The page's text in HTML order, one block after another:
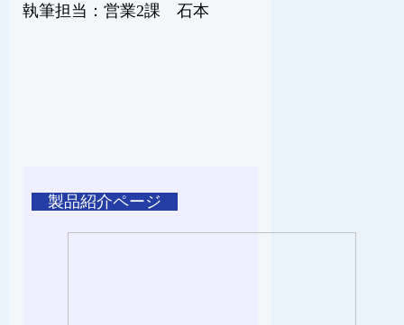
執筆担当：営業2課 石本
製品紹介ページ